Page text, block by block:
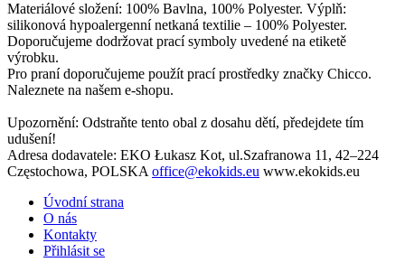
Materiálové složení: 100% Bavlna, 100% Polyester. Výplň:
silikonová hypoalergenní netkaná textilie – 100% Polyester.
Doporučujeme dodržovat prací symboly uvedené na etiketě
výrobku.
Pro praní doporučujeme použít prací prostředky značky Chicco.
Naleznete na našem e-shopu.
Upozornění: Odstraňte tento obal z dosahu dětí, předejdete tím
udušení!
Adresa dodavatele: EKO Łukasz Kot, ul.Szafranowa 11, 42–224
Częstochowa, POLSKAoffice@ekokids.eu www.ekokids.eu
Úvodní strana
O nás
Kontakty
Přihlásit se